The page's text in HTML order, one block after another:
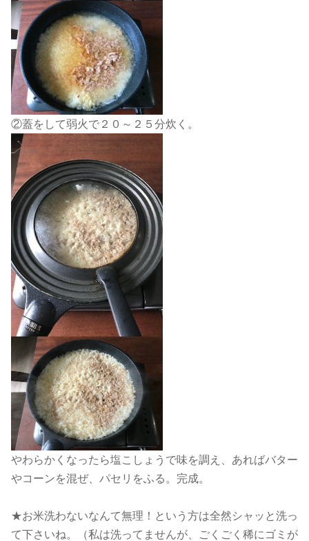
②蓋をして弱火で２０～２５分炊く。
やわらかくなったら塩こしょうで味を調え、あればバター
やコーンを混ぜ、パセリをふる。完成。
★お米洗わないなんて無理！という方は全然シャッと洗っ
て下さいね。（私は洗ってませんが、ごくごく稀にゴミが